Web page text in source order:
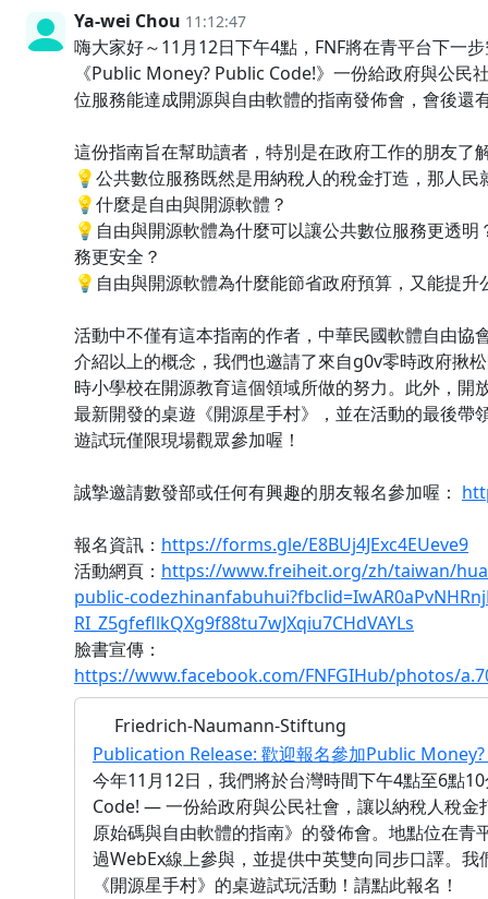
Ya-wei Chou 11:12:47
嗨大家好～11月12日下午4點，FNF將在青平台下一
《Public Money? Public Code!》一份給政府與公民
位服務能達成開源與自由軟體的指南發佈會，會後還
這份指南旨在幫助讀者，特別是在政府工作的朋友了
💡公共數位服務既然是用納稅人的稅金打造，那人
💡什麼是自由與開源軟體？
💡自由與開源軟體為什麼可以讓公共數位服務更透
務更安全？
💡自由與開源軟體為什麼能節省政府預算，又能提升
活動中不僅有這本指南的作者，中華民國軟體自由協
介紹以上的概念，我們也邀請了來自g0v零時政府揪
時小學校在開源教育這個領域所做的努力。此外，開
最新開發的桌遊《開源星手村》，並在活動的最後帶
遊試玩僅限現場觀眾參加喔！
誠摯邀請數發部或任何有興趣的朋友報名參加喔：
報名資訊： https://forms.gle/E8BUj4JExc4EUeve9
活動網頁： https://www.freiheit.org/zh/taiwan/
public-
RI_Z5gfefllkQXg9f88tu7wJXqiu7CHdVAYLs
臉書宣傳：
https://www.facebook.com/FNFGIHub/photos/
Friedrich-Naumann-Stiftung
Publication Release: 歡迎報名參加Public
今年11月12日，我們將於台灣時間下午4點至6點
Code! — 一份給政府與公民社會，讓以納稅人稅金
原始碼與自由軟體的指南》的發佈會。地點位在青
過WebEx線上參與，並提供中英雙向同步口譯。
《開源星手村》的桌遊試玩活動！請點此報名！